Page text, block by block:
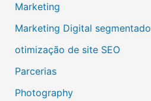
Marketing
Marketing Digital segmentado
otimização de site SEO
Parcerias
Photography